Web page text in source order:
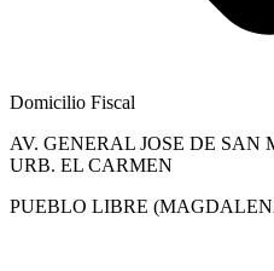
Domicilio Fiscal
AV. GENERAL JOSE DE SAN
URB. EL CARMEN
PUEBLO LIBRE